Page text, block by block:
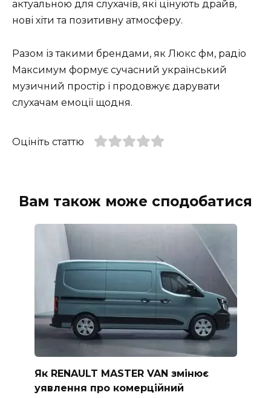
актуальною для слухачів, які цінують драйв,
нові хіти та позитивну атмосферу.
Разом із такими брендами, як Люкс фм, радіо
Максимум формує сучасний український
музичний простір і продовжує дарувати
слухачам емоції щодня.
Оцініть статтю
Вам також може сподобатися
Як RENAULT MASTER VAN змінює
уявлення про комерційний